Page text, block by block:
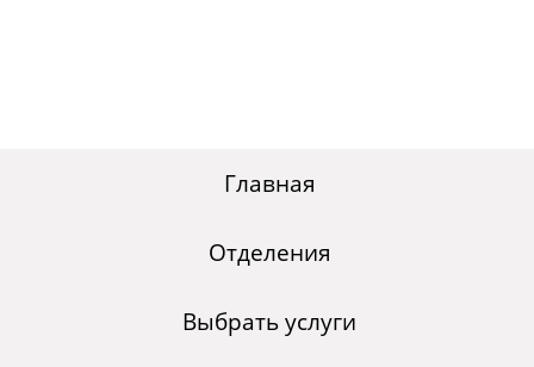
Главная
Отделения
Выбрать услуги